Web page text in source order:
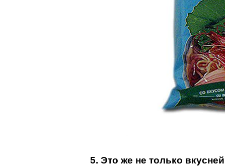
5. Это же не только